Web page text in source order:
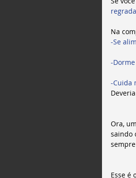
Na
-Se
-
-Cuida
Ora,
saindo
Esse é